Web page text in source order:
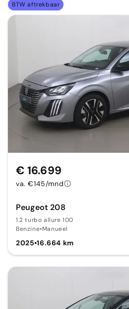
BTW aftrekbaar
Peugeot 208
1.2 turbo allure 100
Benzine•Manueel
2025•16.664 km
€ 16.699
va. €145/mnd